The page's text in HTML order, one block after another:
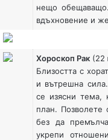
нещо
вдъхновение и
Хороскоп Рак (22
Близостта с
и вътрешна
се изясни тема,
план. Позволете
без да
укрепи